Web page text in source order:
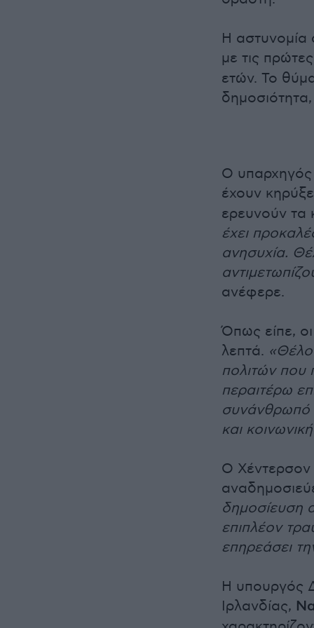
Η αστυνομία
με τις
ετών. Το
Ο υπαρχηγός
έχουν
ερευνούν τα
έχει
ανησυχία.
ανέφερε.
Όπως είπε,
λεπτά.
πολιτών
περαιτέρω
συνάνθρωπό
και
Ο Χέντερσον
δημοσίευση
επιπλέον
επηρεάσει
Η υπουργός
Ιρλανδίας,